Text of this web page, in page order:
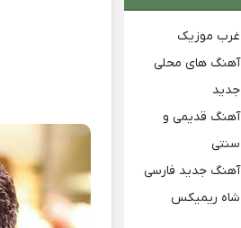
غرب موزیک
آهنگ های محلی
جدید
آهنگ قدیمی و
سنتی
آهنگ جدید فارسی
شاه ریمیکس